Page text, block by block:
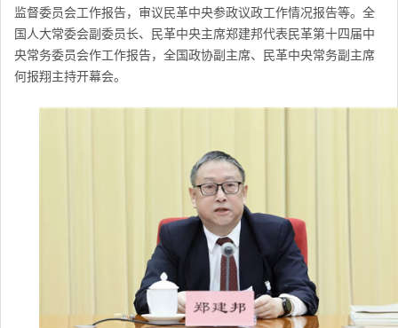
监督委员会工作报告，审议民革中央参政议政工作情况报告等。全
国人大常委会副委员长、民革中央主席郑建邦代表民革第十四届中
央常务委员会作工作报告，全国政协副主席、民革中央常务副主席
何报翔主持开幕会。